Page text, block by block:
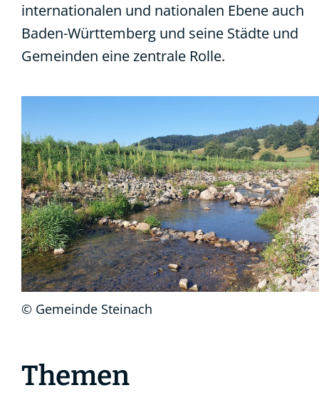
internationalen und nationalen Ebene auch
Baden-Württemberg und seine Städte und
Gemeinden eine zentrale Rolle.
© Gemeinde Steinach
Themen